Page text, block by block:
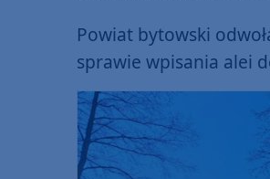
Powiat bytowski
sprawie wpisania alei